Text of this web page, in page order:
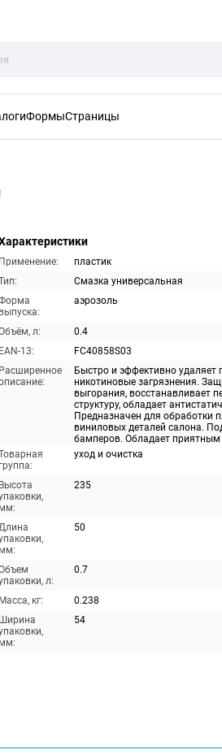
ФормыСтраницы
Применение:
пластик
Смазка универсальная
выпуска:
аэрозоль
л:
0.4
EAN-13:
FC40858S03
Расширенное
Быстро и эффективно удаляет
никотиновые загрязнения.
выгорания, восстанавливает
структуру, обладает
Предназначен для обработки
виниловых деталей салона.
бамперов. Обладает
группа:
уход и очистка
Высота
мм:
235
мм:
50
л:
0.7
Масса, кг:
0.238
Ширина
мм:
54